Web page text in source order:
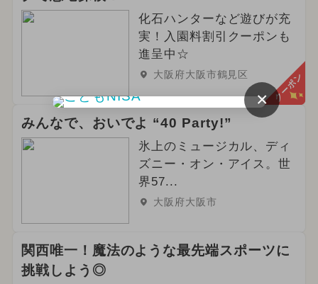
化石ハンターなど遊びが充
実！入園料割引クーポンも
進呈中☆
大阪府大阪市鶴見区 クーポン
みんなで、おいでよ “40 Party!”
氷上のミュージカル、ディ
ズニー・オン・アイス。世
界57...
大阪府大阪市
関西唯一！魔法のような最先端スポーツに
挑戦しよう◎
×